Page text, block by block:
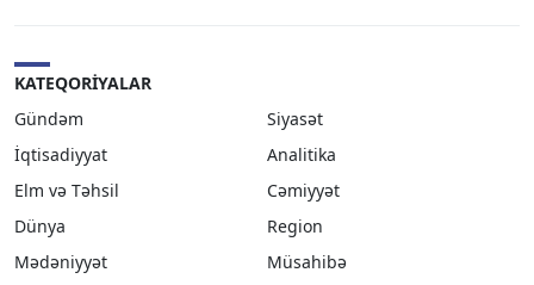
KATEQORIYALAR
Gündəm
Siyasət
İqtisadiyyat
Analitika
Elm və Təhsil
Cəmiyyət
Dünya
Region
Mədəniyyət
Müsahibə